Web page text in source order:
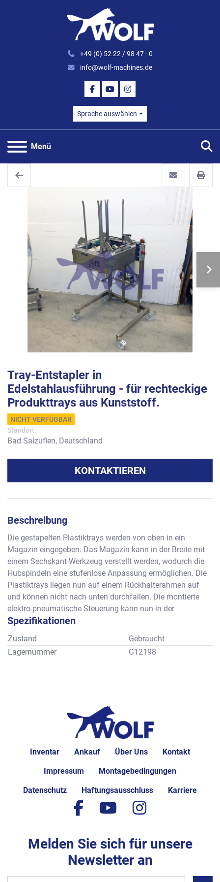
+49 (0) 52 22 / 98 47 - 0
info@wolf-machines.de
FACEBOOK
YOUTUBEINSTAGRAM
Sprache auswählen
Menü
Tray-Entstapler in
Edelstahlausführung - für rechteckige
Produkttrays aus Kunststoff.
NICHT VERFÜGBAR
Standort:
Bad Salzuflen, Deutschland
KONTAKTIEREN
Beschreibung
Die gestapelten Plastiktrays werden von oben in ein
Magazin eingegeben. Das Magazin kann in der Breite mit
einem Sechskant-Werkzeug verstellt werden, wodurch die
Hubspindeln eine stufenlose Anpassung ermöglichen. Die
Plastiktrays liegen nun auf einem Rückhalterahmen auf
und können nicht nach unten durchfallen. Die montierte
elektro-pneumatische Steuerung kann nun in der
gewünschten Geschwindigkeit eingestellt werden. Bei
betätigt, wodurch nur der untere Tray aus dem
Rückhaltesystem gehebelt wird und ggf. auf ein Band
Spezifikationen
Zustand
Gebraucht
Lagernummer
G12198
Inventar Ankauf Über Uns Kontakt
Impressum Montagebedingungen
Datenschutz Haftungsausschluss Karriere
facebook
youtubeinstagram
Melden Sie sich für unsere
Newsletter an